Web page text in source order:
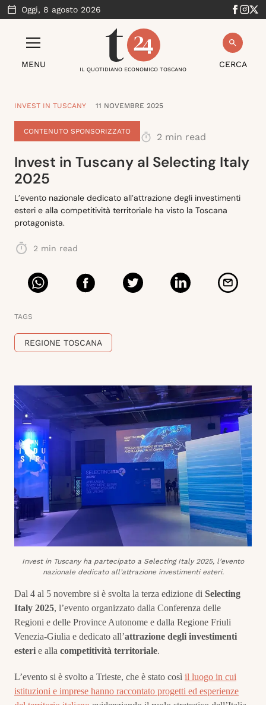
Oggi, 8 agosto 2026
MENU CERCA
IL QUOTIDIANO ECONOMICO TOSCANO
INVEST IN TUSCANY 11 NOVEMBRE 2025
CONTENUTO SPONSORIZZATO 2 min read
Invest in Tuscany al Selecting Italy
2025
L’evento nazionale dedicato all’attrazione degli investimenti
esteri e alla competitività territoriale ha visto la Toscana
protagonista.
2 min read
TAGS
REGIONE TOSCANA
Invest in Tuscany ha partecipato a Selecting Italy 2025, l’evento
nazionale dedicato all’attrazione investimenti esteri.
Dal 4 al 5 novembre si è svolta la terza edizione di Selecting
Italy 2025, l’evento organizzato dalla Conferenza delle
Regioni e delle Province Autonome e dalla Regione Friuli
Venezia-Giulia e dedicato all’attrazione degli investimenti
esteri e alla competitività territoriale.
L’evento si è svolto a Trieste, che è stato così il luogo in cui
istituzioni e imprese hanno raccontato progetti ed esperienze